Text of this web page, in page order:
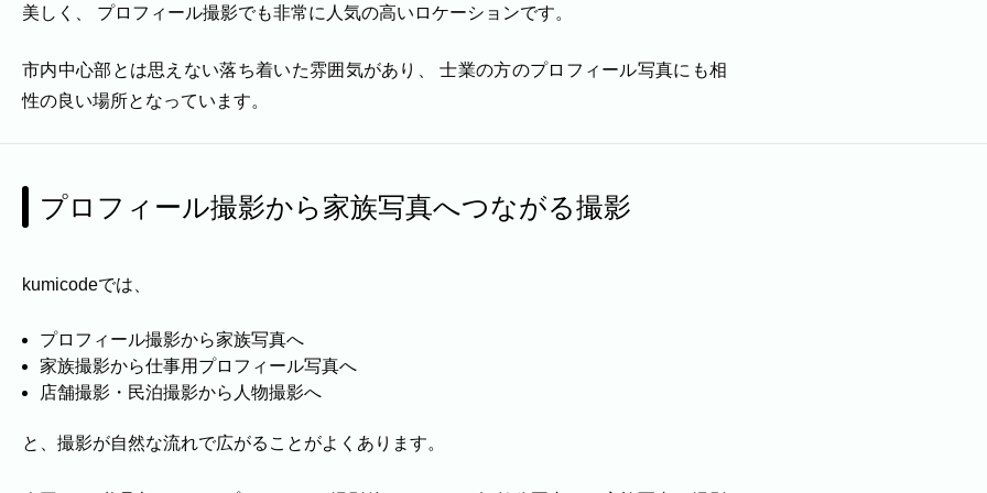
出張エリア
下記より、よく伺う出張エリアをご覧いただけます。
ABOUT
KUMICODEのことを、少し知っていただけたらうれしいです。
私たちにできること
写真撮影・動画撮影・WEBサイト制作を行っています。
会社概要
美しく、 プロフィール撮影でも非常に人気の高いロケーションです。
市内中心部とは思えない落ち着いた雰囲気があり、 士業の方のプロフィール写真にも相
性の良い場所となっています。
プロフィール撮影から家族写真へつながる撮影
kumicodeでは、
プロフィール撮影から家族写真へ
家族撮影から仕事用プロフィール写真へ
店舗撮影・民泊撮影から人物撮影へ
と、撮影が自然な流れで広がることがよくあります。